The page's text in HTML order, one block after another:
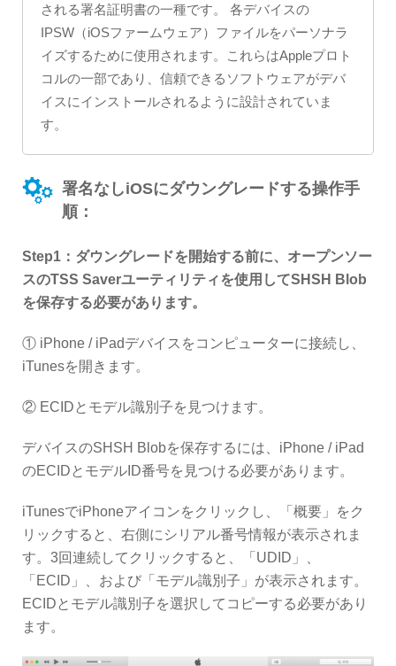
される署名証明書の一種です。 各デバイスの
IPSW（iOSファームウェア）ファイルをパーソナラ
イズするために使用されます。これらはAppleプロト
コルの一部であり、信頼できるソフトウェアがデバ
イスにインストールされるように設計されていま
す。
署名なしiOSにダウングレードする操作手
順：
Step1：ダウングレードを開始する前に、オープンソー
スのTSS Saverユーティリティを使用してSHSH Blob
を保存する必要があります。
① iPhone / iPadデバイスをコンピューターに接続し、
iTunesを開きます。
② ECIDとモデル識別子を見つけます。
デバイスのSHSH Blobを保存するには、iPhone / iPad
のECIDとモデルID番号を見つける必要があります。
iTunesでiPhoneアイコンをクリックし、「概要」をク
リックすると、右側にシリアル番号情報が表示されま
す。3回連続してクリックすると、「UDID」、
「ECID」、および「モデル識別子」が表示されます。
ECIDとモデル識別子を選択してコピーする必要があり
ます。